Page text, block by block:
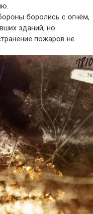
боролись с огнём,
зданий, но
пожаров не